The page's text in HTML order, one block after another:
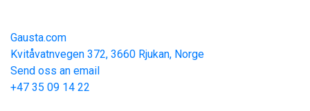
Gausta.com
Kvitåvatnvegen 372, 3660 Rjukan, Norge
Send oss an email
+47 35 09 14 22